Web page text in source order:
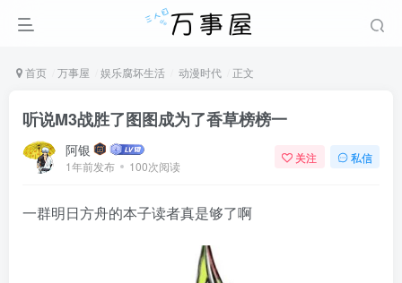
首页 万事屋 娱乐腐坏生活 动漫时代 正文
听说M3战胜了图图成为了香草榜榜一
阿银
1年前发布 100次阅读
关注 私信
一群明日方舟的本子读者真是够了啊